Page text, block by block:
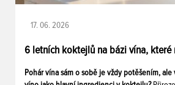
17. 06. 2026
6 letních koktejlů na bázi vína, které
Pohár vína sám o sobě je vždy potěšením,